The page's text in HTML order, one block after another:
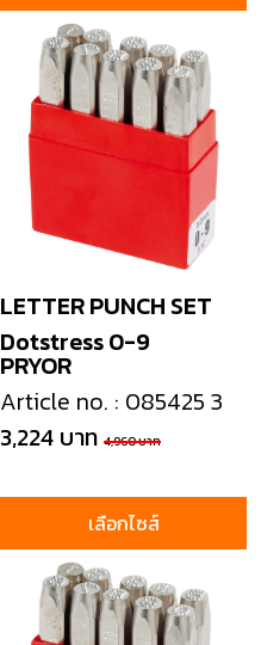
PRYOR
LETTER PUNCH SET
Dotstress 0-9
Article no. : 085425 3
3,224 บาท 4,960 บาท
เลือกไซส์